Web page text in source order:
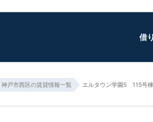
借
神戸市西区の賃貸情報一覧 エルタウン学園5 115号